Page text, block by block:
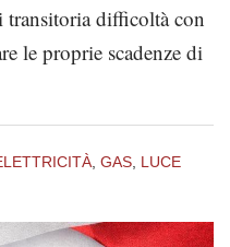
transitoria difficoltà con
le proprie scadenze di
, GAS, LUCE